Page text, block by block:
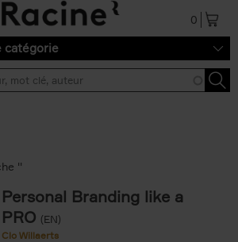
0
catégorie
''
Personal Branding like a
PRO (EN)
Clo Willaerts